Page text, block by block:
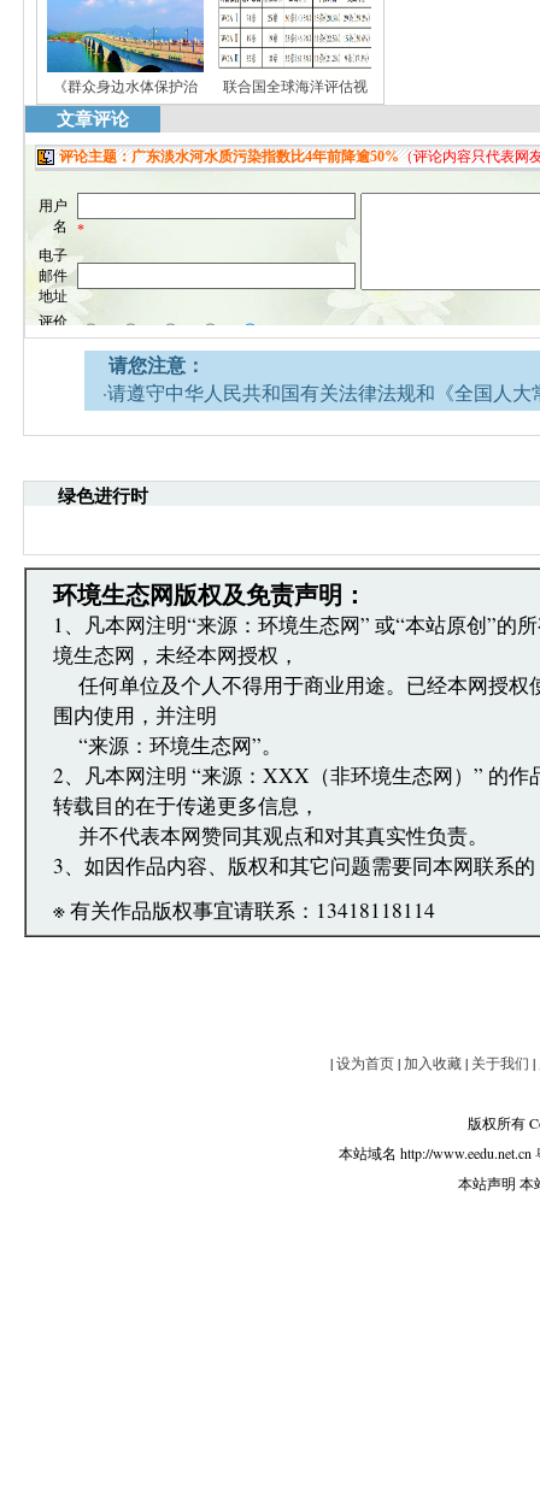
《群众身边水体保护治 联合国全球海洋评估视
文章评论
请您注意：
·请遵守中华人民共和国有关法律法规和《全国人
引起的法律责任。
·环境生态网文章跟帖管理员有权保留或删除其管辖
·发表本评论即表明您已经阅读并接受上述条款，如
文章跟帖管理员反映。
绿色进行时
环境生态网版权及免责声明：
1、凡本网注明“来源：环境生态网” 或“本站原创”的
境生态网，未经本网授权，
任何单位及个人不得用于商业用途。已经本网授权
围内使用，并注明
“来源：环境生态网”。
2、凡本网注明 “来源：XXX（非环境生态网）” 的作
转载目的在于传递更多信息，
并不代表本网赞同其观点和对其真实性负责。
3、如因作品内容、版权和其它问题需要同本网联系
※ 有关作品版权事宜请联系：13418118114
|设为首页|加入收藏| 关于我们 |
版权所有
本站域名 http://www.eedu.net.cn
本站声明 本